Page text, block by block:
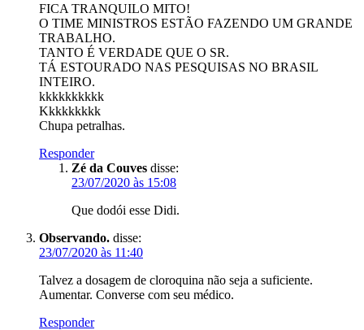
FICA TRANQUILO MITO!
O TIME MINISTROS ESTÃO FAZENDO UM GRANDE
TRABALHO.
TANTO É VERDADE QUE O SR.
TÁ ESTOURADO NAS PESQUISAS NO BRASIL
INTEIRO.
kkkkkkkkkk
Kkkkkkkkk
Chupa petralhas.
Responder
Zé da Couves disse:
23/07/2020 às 15:08
Que dodói esse Didi.
Observando. disse:
23/07/2020 às 11:40
Talvez a dosagem de cloroquina não seja a suficiente.
Aumentar. Converse com seu médico.
Responder